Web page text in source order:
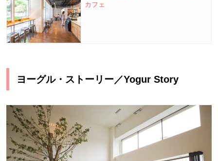
カフェ
ヨーグル・ストーリー／Yogur Story